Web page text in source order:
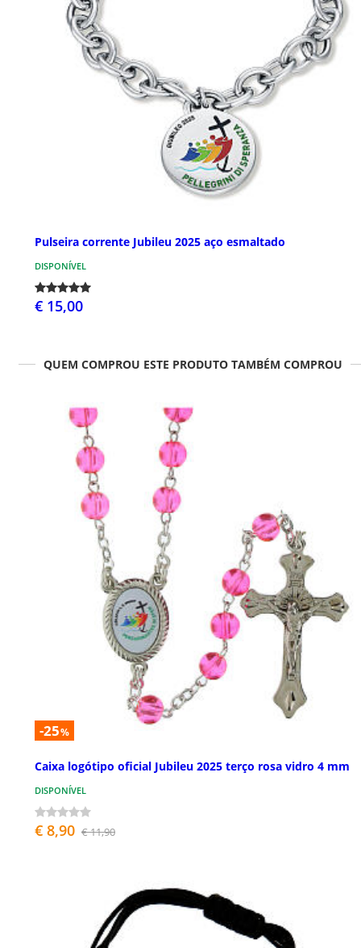
Pulseira corrente Jubileu 2025 aço esmaltado
DISPONÍVEL
€ 15,00
QUEM COMPROU ESTE PRODUTO TAMBÉM COMPROU
-25%
Caixa logótipo oficial Jubileu 2025 terço rosa vidro 4 mm
DISPONÍVEL
€ 8,90 € 11,90